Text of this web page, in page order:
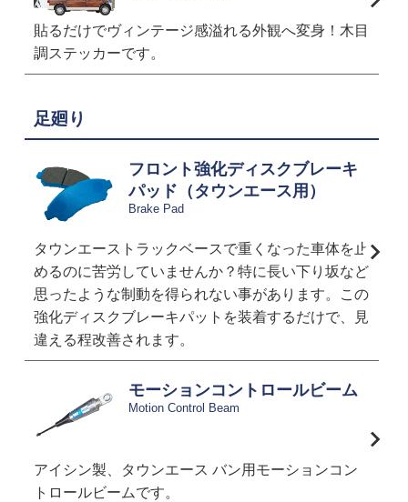
貼るだけでヴィンテージ感溢れる外観へ変身！木目
調ステッカーです。
足廻り
フロント強化ディスクブレーキ
パッド（タウンエース用）
Brake Pad
タウンエーストラックベースで重くなった車体を止
めるのに苦労していませんか？特に長い下り坂など
思ったような制動を得られない事があります。この
強化ディスクブレーキパットを装着するだけで、見
違える程改善されます。
モーションコントロールビーム
Motion Control Beam
アイシン製、タウンエース バン用モーションコン
トロールビームです。